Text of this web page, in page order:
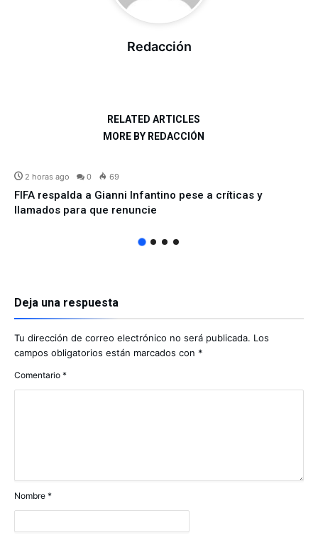
Redacción
RELATED ARTICLES
MORE BY REDACCIÓN
2 horas ago 0 69
FIFA respalda a Gianni Infantino pese a críticas y
llamados para que renuncie
Deja una respuesta
Tu dirección de correo electrónico no será publicada. Los
campos obligatorios están marcados con *
Comentario *
Nombre *